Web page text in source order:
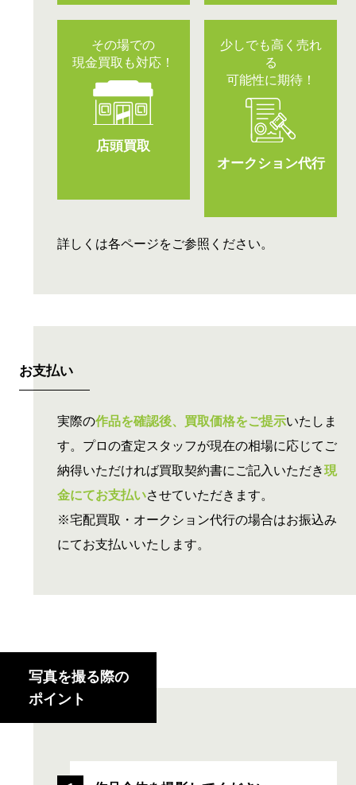
現金買取も対応！
店頭買取
少しでも高く売れ
る
可能性に期待！
オークション代行
詳しくは各ページをご参照ください。
お支払い
実際の 作品を確認後、買取価格をご提示
す。プロの査定スタッフが現在の相場に応じてご
納得いただければ買取契約書にご記入いただき 現
金にてお支払い
※宅配買取・オークション代行の場合はお振込み
にてお支払いいたします。
写真を撮る際の
ポイント
作品全体を撮影してください